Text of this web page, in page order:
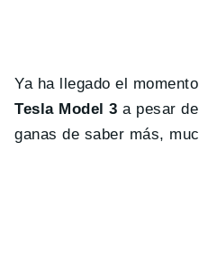
Ya ha llegado el
Tesla Model 3 a pesar
ganas de saber más,